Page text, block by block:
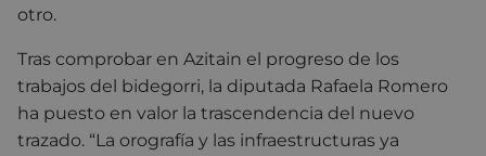
otro.
Tras comprobar en Azitain el progreso de los
trabajos del bidegorri, la diputada Rafaela Romero
ha puesto en valor la trascendencia del nuevo
trazado. “La orografía y las infraestructuras ya